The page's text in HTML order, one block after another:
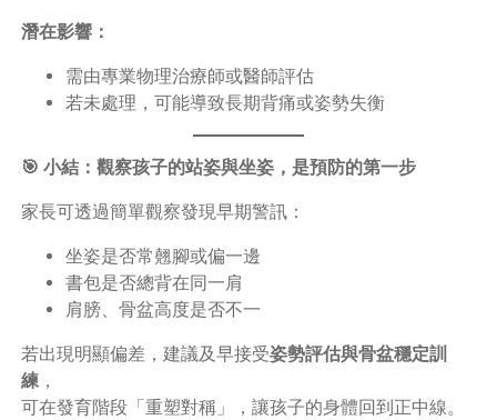
潛在影響：
需由專業物理治療師或醫師評估
若未處理，可能導致長期背痛或姿勢失衡
🎯 小結：觀察孩子的站姿與坐姿，是預防的第一步
家長可透過簡單觀察發現早期警訊：
坐姿是否常翹腳或偏一邊
書包是否總背在同一肩
肩膀、骨盆高度是否不一
若出現明顯偏差，建議及早接受姿勢評估與骨盆穩定訓
練，
可在發育階段「重塑對稱」，讓孩子的身體回到正中線。